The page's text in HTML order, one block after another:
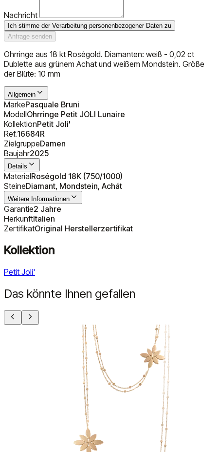
Nachricht
Ich stimme der Verarbeitung personenbezogener Daten zu
Anfrage senden
Ohrringe aus 18 kt Roségold. Diamanten: weiß - 0,02 ct
Dublette aus grünem Achat und weißem Mondstein. Größe
der Blüte: 10 mm
Allgemein
MarkePasquale Bruni
ModellOhrringe Petit JOLI Lunaire
KollektionPetit Joli'
Ref.16684R
ZielgruppeDamen
Baujahr2025
Details
MaterialRoségold 18K (750/1000)
SteineDiamant, Mondstein, Achát
Weitere Informationen
Garantie2 Jahre
HerkunftItalien
ZertifikatOriginal Herstellerzertifikat
Kollektion
Petit Joli'
Das könnte Ihnen gefallen